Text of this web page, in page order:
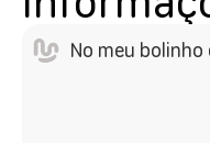
No meu bolinho